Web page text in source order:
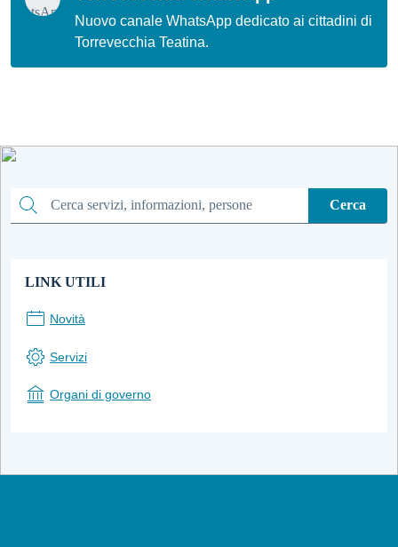
Nuovo canale WhatsApp dedicato ai cittadini di
Torrevecchia Teatina.
Cerca
Cerca
LINK UTILI
Novità
Servizi
Organi di governo